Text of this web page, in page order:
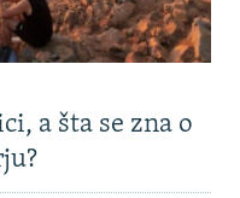
a šta se zna o